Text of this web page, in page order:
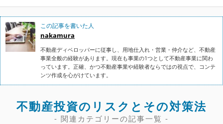
この記事を書いた人
nakamura
不動産ディベロッパーに従事し、用地仕入れ・営業・仲介など、不動産
事業全般の経験があります。現在も事業の1つとして不動産事業に関わ
っています。正確、かつ不動産事業や経験者ならではの視点で、コンテ
ンツ作成を心がけています。
不動産投資のリスクとその対策法
- 関連カテゴリーの記事一覧 -